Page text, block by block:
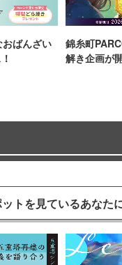
ばんざい
錦糸町
解き企画が
トを見ているあなた